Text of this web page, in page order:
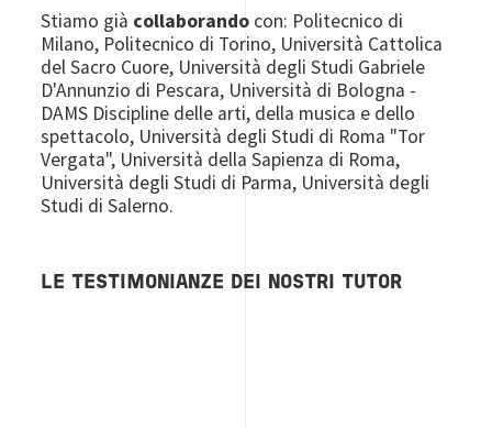
Stiamo già collaborando con: Politecnico di
Milano, Politecnico di Torino, Università Cattolica
del Sacro Cuore, Università degli Studi Gabriele
D'Annunzio di Pescara, Università di Bologna -
DAMS Discipline delle arti, della musica e dello
spettacolo, Università degli Studi di Roma "Tor
Vergata", Università della Sapienza di Roma,
Università degli Studi di Parma, Università degli
Studi di Salerno.
LE TESTIMONIANZE DEI NOSTRI TUTOR